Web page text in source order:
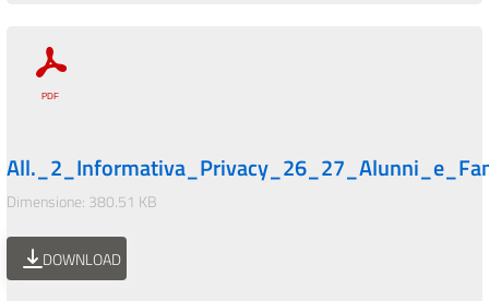
Dimensione: 380.51 KB
DOWNLOAD